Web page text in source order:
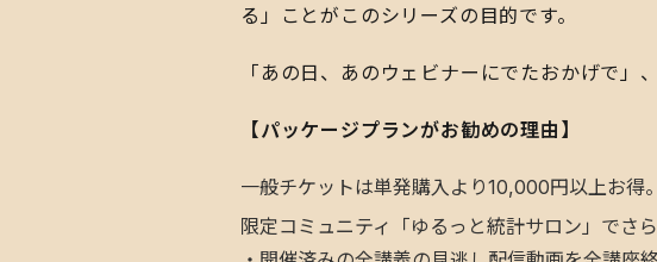
る」ことがこのシリーズの目的です。
「あの日、あのウェビナーにでたおかげで」
【パッケージプランがお勧めの理由】
​一般チケットは単発購入より10,000円以上お得。
限定コミュニティ「ゆるっと統計サロン」でさら